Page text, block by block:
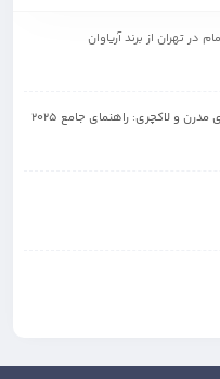
تهران از برند آریاوان
و لاکچری: راهنمای جامع 2025